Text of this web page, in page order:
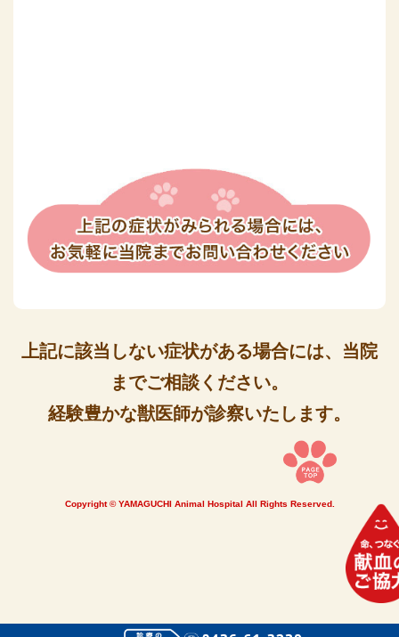
上記に該当しない症状がある場合には、当院
までご相談ください。
経験豊かな獣医師が診察いたします。
Copyright © YAMAGUCHI Animal Hospital All Rights Reserved.